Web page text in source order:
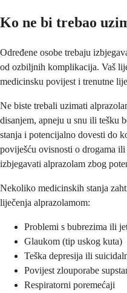
Ko ne bi trebao
Određene osobe trebaju
od ozbiljnih komplikacija. Vaš
medicinsku povijest i trenutne
Ne biste trebali uzimati
disanjem, apneju u snu ili tešku
stanja i potencijalno dovesti do
poviješću ovisnosti o drogama
izbjegavati alprazolam zbog
Nekoliko medicinskih stanja
liječenja alprazolamom:
Problemi s bubrezima ili
Glaukom (tip uskog kuta)
Teška depresija ili
Povijest zlouporabe
Respiratorni poremećaji